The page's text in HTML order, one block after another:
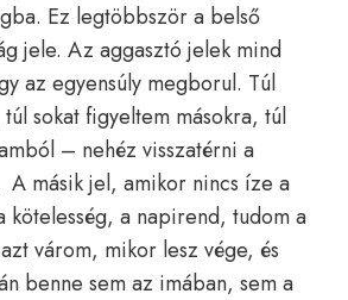
Ez legtöbbször a belső
jele. Az aggasztó jelek mind
az egyensúly megborul. Túl
sokat figyeltem másokra, túl
– nehéz visszatérni a
másik jel, amikor nincs íze a
kötelesség, a napirend, tudom a
várom, mikor lesz vége, és
benne sem az imában, sem a